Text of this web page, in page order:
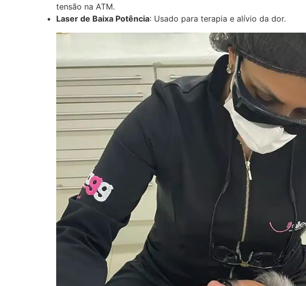
tensão na ATM.
Laser de Baixa Potência: Usado para terapia e alívio da dor.